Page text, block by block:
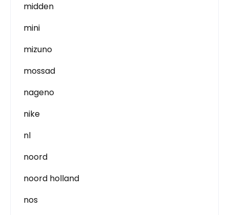
midden
mini
mizuno
mossad
nageno
nike
nl
noord
noord holland
nos